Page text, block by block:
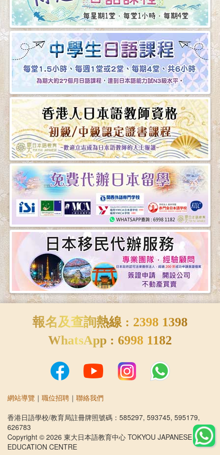
報名及查詢熱線 : 2398 1398
WhatsApp : 6998 1182
網站導覽 ｜ 職位招聘 ｜ 聯絡我們
香港日語學校/教育局註冊牌照號碼：585297, 593745, 595179,
626783
Copyright © 2026 東大日本語教育中心 TOKYOU JAPANESE
EDUCATION CENTRE